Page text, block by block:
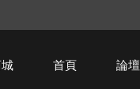
首頁 論壇